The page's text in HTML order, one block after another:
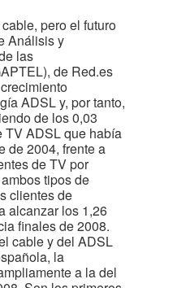
pero el futuro
Análisis y
las
de Red.es
ADSL y, por tanto,
de los 0,03
TV ADSL que había
de 2004, frente a
de TV por
tipos de
clientes de
alcanzar los 1,26
finales de 2008.
cable y del ADSL
la
a la del